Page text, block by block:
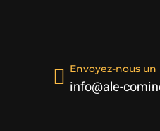
Envoyez-nous un
info@ale-